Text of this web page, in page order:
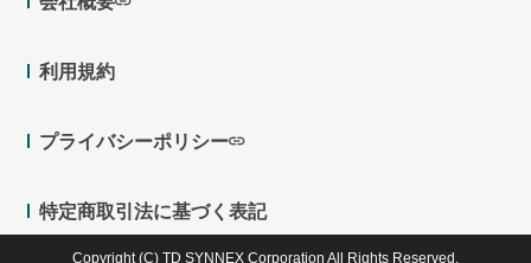
利用規約
プライバシーポリシー
特定商取引法に基づく表記
Copyright (C) TD SYNNEX Corporation All Rights Reserved.